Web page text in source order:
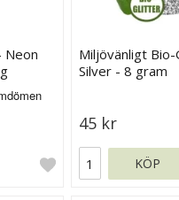
Neon
Miljövänligt
Silver - 8 gram
45 kr
KÖP